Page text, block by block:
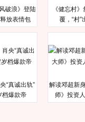
破浪》登陆
放表情包
《健忘村
覆，“村”
“真诚出轨”
档爆款帝
解读邓超新
师》投资